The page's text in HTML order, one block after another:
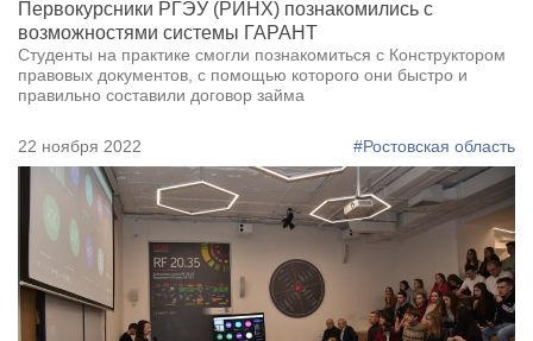
Первокурсники РГЭУ (РИНХ) познакомились с
возможностями системы ГАРАНТ
Студенты на практике смогли познакомиться с Конструктором
правовых документов, с помощью которого они быстро и
правильно составили договор займа
22 ноября 2022 #Ростовская область